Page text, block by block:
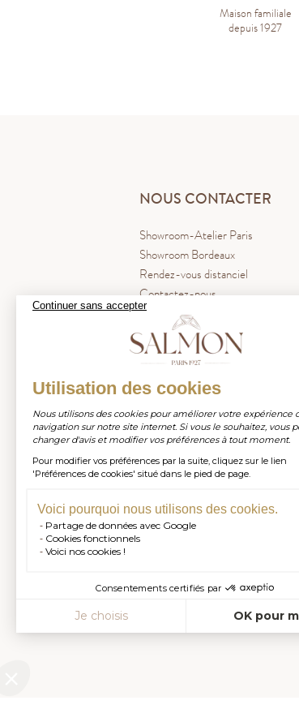
Continuer sans accepter
Utilisation des cookies
Nous utilisons des cookies pour améliorer votre expérience
navigation sur notre site internet. Si vous le souhaitez, vous
changer d'avis et modifier vos préférences à tout moment.
Pour modifier vos préférences par la suite, cliquez sur le lien
'Préférences de cookies' situé dans le pied de page.
Voici pourquoi nous utilisons des cookies.
Partage de données avec Google
Cookies fonctionnels
Voici nos cookies !
Consentements certifiés par
Je choisis OK pour
Notre plateforme vous permet d'adapter et de
Maison familiale
depuis 1927
NOUS CONTACTER
Showroom-Atelier Paris
Showroom Bordeaux
Rendez-vous distanciel
Contactez-nous
Inscrivez-vous à notre
S'INSCRIRE